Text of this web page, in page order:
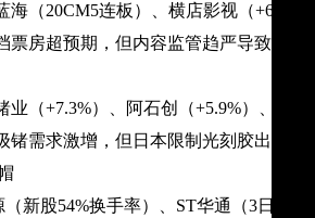
海（20CM5连板）、横店影视（+6.7%
票房超预期，但内容监管趋严导致项目
业（+7.3%）、阿石创（+5.9%）、有
锗需求激增，但日本限制光刻胶出口升
新股54%换手率）、ST华通（3日涨